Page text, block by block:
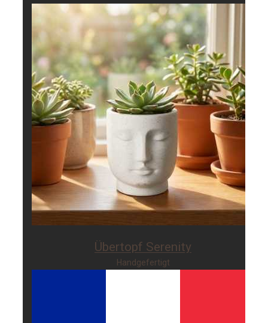
Übertopf Serenity
Handgefertigt